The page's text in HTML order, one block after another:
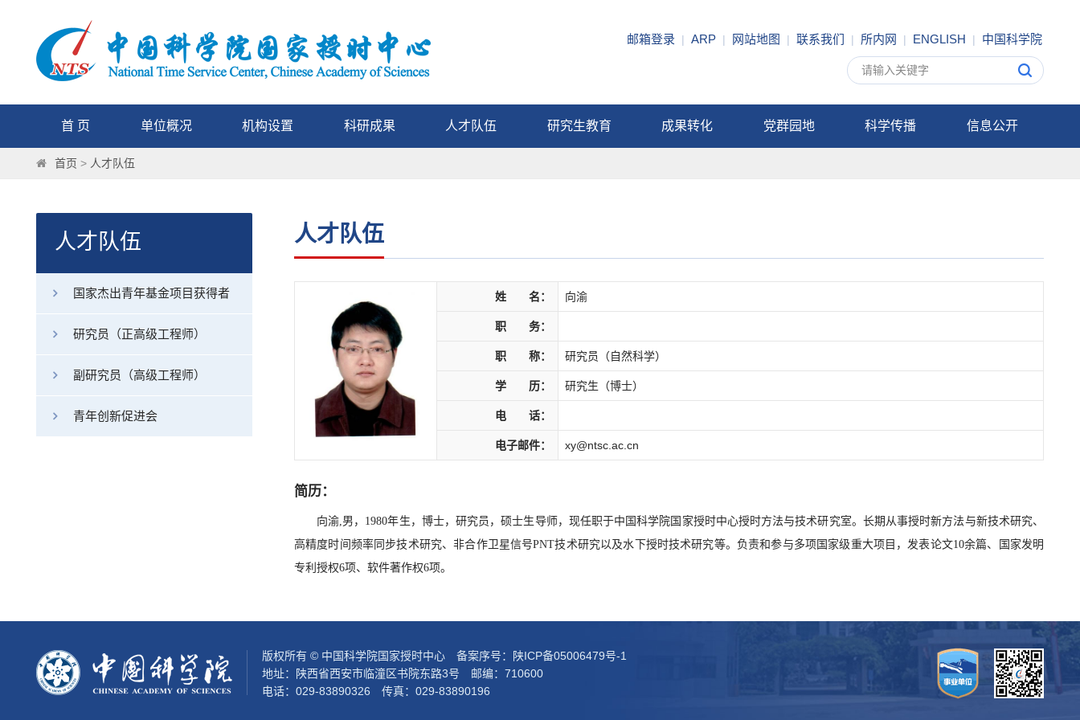
邮箱登录 | ARP | 网站地图 | 联系我们 | 所内网 | ENGLISH | 中国科学院
首 页 单位概况 机构设置 科研成果 人才队伍 研究生教育 成果转化 党群园地 科学传播 信息公开
首页 > 人才队伍
人才队伍
国家杰出青年基金项目获得者
研究员（正高级工程师）
副研究员（高级工程师）
青年创新促进会
人才队伍
姓 名： 向渝
职 务：
职 称： 研究员（自然科学）
学 历： 研究生（博士）
电 话：
电子邮件： xy@ntsc.ac.cn
简历：
向渝,男，1980年生，博士，研究员，硕士生导师，现任职于中国科学院国家授时中心授时方法与技术研究室。长期从事授时新方法与新技术研究、
高精度时间频率同步技术研究、非合作卫星信号PNT技术研究以及水下授时技术研究等。负责和参与多项国家级重大项目，发表论文10余篇、国家发明
专利授权6项、软件著作权6项。
版权所有 © 中国科学院国家授时中心 备案序号：
陕ICP备05006479号-1
地址：陕西省西安市临潼区书院东路3号 邮编：710600
电话：029-83890326 传真：029-83890196